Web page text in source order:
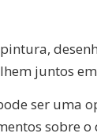
juntos
ser uma
sobre